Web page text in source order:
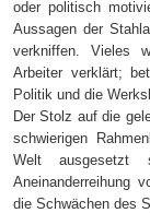
oder politisch
Aussagen der
verkniffen. Vieles
Arbeiter verklärt;
Politik und die
Der Stolz auf die
schwierigen
Welt
Aneinanderreihung
die Schwächen des